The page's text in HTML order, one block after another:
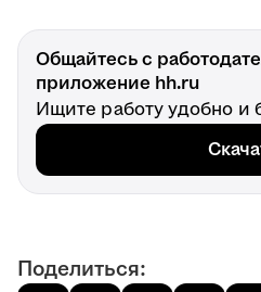
Общайтесь с
приложение hh.ru
Ищите работу удобно и
Поделиться: